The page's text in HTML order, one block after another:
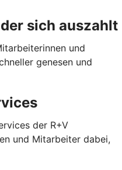
sich auszahlt
und
genesen und
der R+V
und Mitarbeiter dabei,